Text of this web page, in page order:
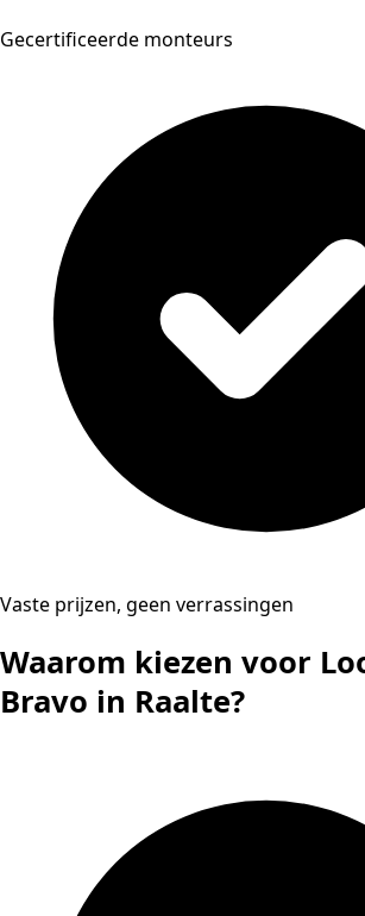
Gecertificeerde monteurs
Vaste prijzen, geen verrassingen
Waarom kiezen voor
Bravo in Raalte?